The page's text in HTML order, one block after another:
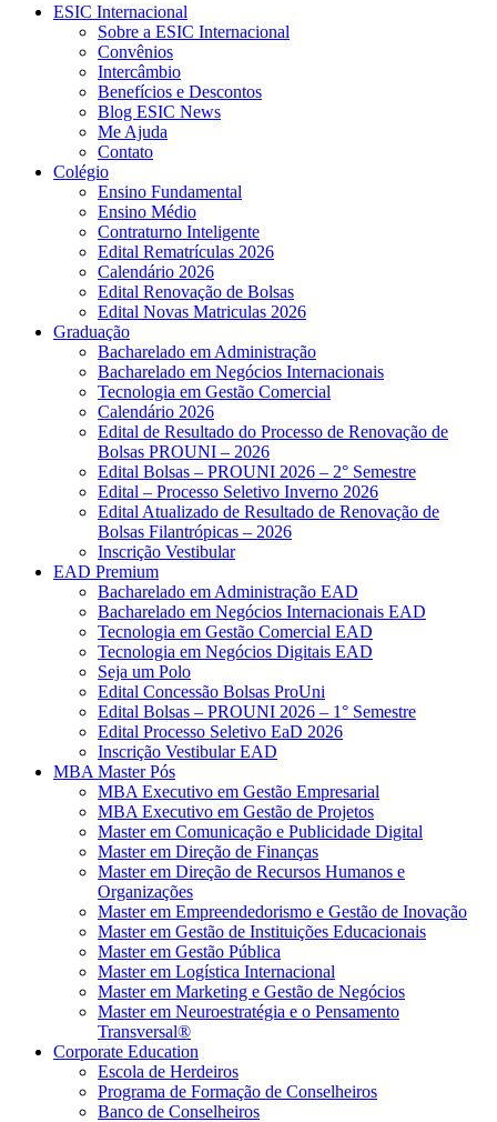
ESIC Internacional
Sobre a ESIC Internacional
Convênios
Intercâmbio
Benefícios e Descontos
Blog ESIC News
Me Ajuda
Contato
Colégio
Ensino Fundamental
Ensino Médio
Contraturno Inteligente
Edital Rematrículas 2026
Calendário 2026
Edital Renovação de Bolsas
Edital Novas Matriculas 2026
Graduação
Bacharelado em Administração
Bacharelado em Negócios Internacionais
Tecnologia em Gestão Comercial
Calendário 2026
Edital de Resultado do Processo de Renovação de
Bolsas PROUNI – 2026
Edital Bolsas – PROUNI 2026 – 2° Semestre
Edital – Processo Seletivo Inverno 2026
Edital Atualizado de Resultado de Renovação de
Bolsas Filantrópicas – 2026
Inscrição Vestibular
EAD Premium
Bacharelado em Administração EAD
Bacharelado em Negócios Internacionais EAD
Tecnologia em Gestão Comercial EAD
Tecnologia em Negócios Digitais EAD
Seja um Polo
Edital Concessão Bolsas ProUni
Edital Bolsas – PROUNI 2026 – 1° Semestre
Edital Processo Seletivo EaD 2026
Inscrição Vestibular EAD
MBA Master Pós
MBA Executivo em Gestão Empresarial
MBA Executivo em Gestão de Projetos
Master em Comunicação e Publicidade Digital
Master em Direção de Finanças
Master em Direção de Recursos Humanos e
Organizações
Master em Empreendedorismo e Gestão de Inovação
Master em Gestão de Instituições Educacionais
Master em Gestão Pública
Master em Logística Internacional
Master em Marketing e Gestão de Negócios
Master em Neuroestratégia e o Pensamento
Transversal®
Corporate Education
Escola de Herdeiros
Programa de Formação de Conselheiros
Banco de Conselheiros